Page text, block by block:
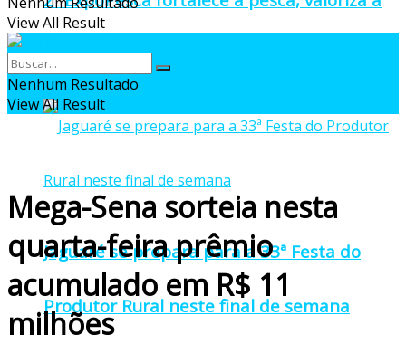
cultura local e movimenta Itaipava
Jaguaré se prepara para a 33ª Festa do
Produtor Rural neste final de semana
View All Result
Nenhum Resultado
View All Result
Mega-Sena sorteia nesta
quarta-feira prêmio
acumulado em R$ 11
milhões